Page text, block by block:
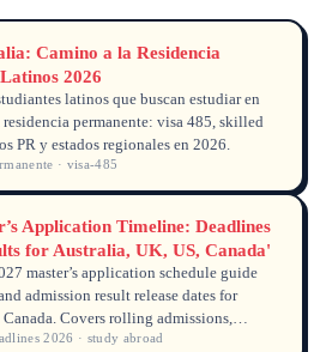
Camino a la Residencia
2026
latinos que buscan estudiar en
permanente: visa 485, skilled
PR y estados regionales en 2026.
· visa-485
Application Timeline: Deadlines
for Australia, UK, US, Canada'
master’s application schedule guide
admission result release dates for
Covers rolling admissions,
and planning tips for international
2026 · study abroad